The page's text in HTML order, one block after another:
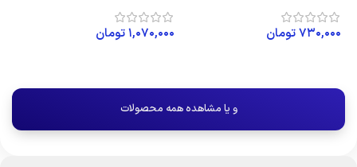
۷۳۰,۰۰۰تومان ۱,۰۷۰,۰۰۰تومان
و یا مشاهده همه محصولات